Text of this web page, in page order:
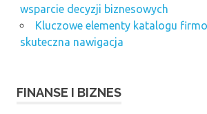
wsparcie decyzji biznesowych
Kluczowe elementy katalogu
skuteczna nawigacja
FINANSE I BIZNES